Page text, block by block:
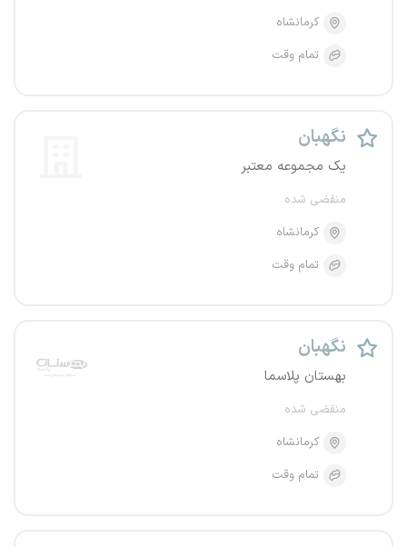
کرمانشاه
تمام وقت
نگهبان
یک مجموعه معتبر
منقضی شده
کرمانشاه
تمام وقت
نگهبان
بهستان پلاسما
منقضی شده
کرمانشاه
تمام وقت